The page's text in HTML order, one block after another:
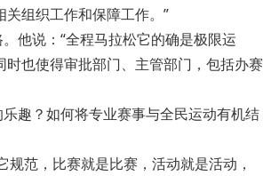
组织工作和保障工作。”
他说：“全程马拉松它的确是极限运
也使得审批部门、主管部门，包括办赛
趣？如何将专业赛事与全民运动有机结
范，比赛就是比赛，活动就是活动，